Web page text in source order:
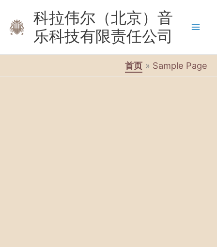
科拉伟尔（北京）音
乐科技有限责任公司
首页 Sample Page